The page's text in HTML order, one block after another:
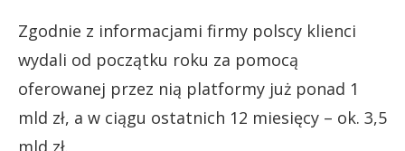
Zgodnie z informacjami firmy polscy klienci
wydali od początku roku za pomocą
oferowanej przez nią platformy już ponad 1
mld zł, a w ciągu ostatnich 12 miesięcy – ok. 3,5
mld zł.